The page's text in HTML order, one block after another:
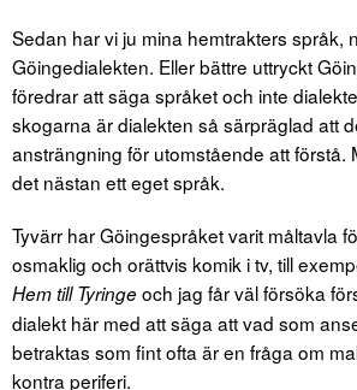
Sedan har vi ju mina hemtrakters språk,
Göingedialekten. Eller bättre uttryckt
föredrar att säga språket och inte
skogarna är dialekten så särpräglad att
ansträngning för utomstående att förstå.
det nästan ett eget språk.
Tyvärr har Göingespråket varit måltavla
osmaklig och orättvis komik i tv, till
Hem till Tyringeoch jag får väl försöka
dialekt här med att säga att vad som
betraktas som fint ofta är en fråga om
kontra periferi.